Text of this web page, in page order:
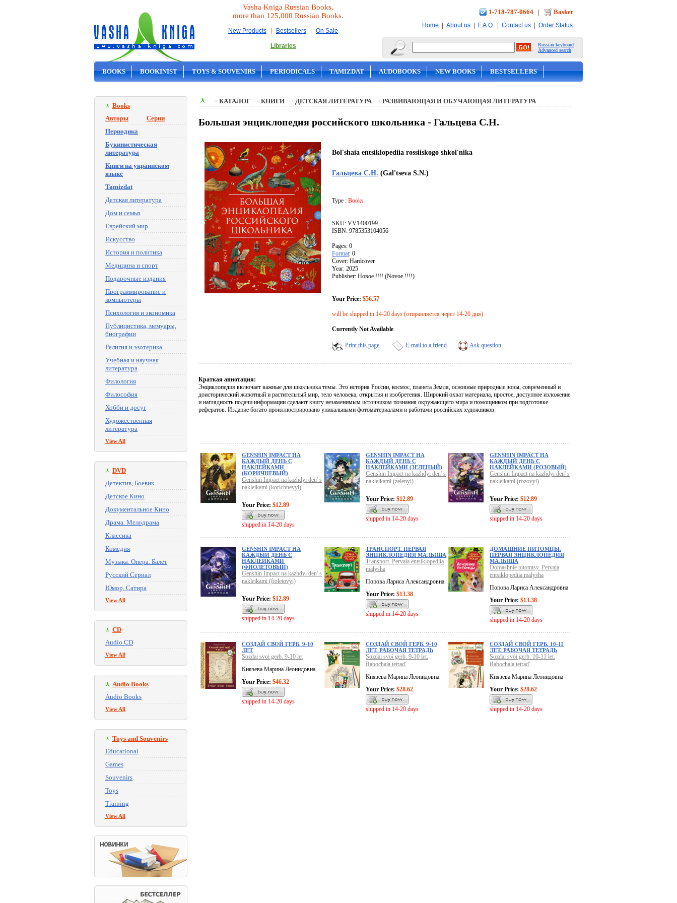
Vasha Kniga Russian Books,
more than 125,000 Russian Books.
New Products | Bestsellers | On Sale
Libraries
1-718-787-0664 | Basket
Home | About us | F.A.Q. | Contact us | Order Status
Russian keyboard
Advanced search
BOOKS BOOKINIST TOYS & SOUVENIRS PERIODICALS TAMIZDAT AUDOBOOKS NEW BOOKS BESTSELLERS
Books
Авторы
Серии
Периодика
Букинистическая
литература
Книги на украинском
языке
Tamizdat
Детская литература
Дом и семья
Еврейский мир
Искусство
История и политика
Медицина и спорт
Подарочные издания
Программирование и
компьютеры
Психология и экономика
Публицистика, мемуары,
биографии
Религия и эзотерика
Учебная и научная
литература
Филология
Философия
Хобби и досуг
Художественная
литература
View All
DVD
Детектив, Боевик
Детское Кино
Документальное Кино
Драма. Мелодрама
Классика
Комедия
Музыка. Опера. Балет
Русский Сериал
Юмор, Сатира
View All
CD
Audio CD
View All
Audio Books
Audio Books
View All
Toys and Souvenirs
Educational
Games
Souvenirs
Toys
Training
View All
КАТАЛОГ КНИГИ ДЕТСКАЯ ЛИТЕРАТУРА РАЗВИВАЮЩАЯ И ОБУЧАЮЩАЯ ЛИТЕРАТУРА
Большая энциклопедия российского школьника - Гальцева С.Н.
Bol'shaia entsiklopediia rossiiskogo shkol'nika
Гальцева С.Н. (Gal'tseva S.N.)
Type : Books
SKU: VV1400199
ISBN: 9785353104056
Pages: 0
Format: 0
Cover: Hardcover
Year: 2025
Publisher: Новое !!!! (Novoe !!!!)
Your Price: $56.57
will be shipped in 14-20 days (отправляется через 14-20 дня)
Currently Not Available
Print this page E-mail to a friend Ask question
Краткая аннотация:
Энциклопедия включает важные для школьника темы. Это история России, космос, планета Земля, основные природные зоны, современный и
доисторический животный и растительный мир, тело человека, открытия и изобретения. Широкий охват материала, простое, доступное изложение
и наглядность подачи информации сделают книгу незаменимым источником познания окружающего мира и помощником при подготовке
рефератов. Издание богато проиллюстрировано уникальными фотоматериалами и работами российских художников.
GENSHIN IMPACT НА
КАЖДЫЙ ДЕНЬ С
НАКЛЕЙКАМИ
(КОРИЧНЕВЫЙ)
Genshin Impact na kazhdyi den' s
nakleikami (korichnevyi)
Your Price: $12.89
shipped in 14-20 days
GENSHIN IMPACT НА
КАЖДЫЙ ДЕНЬ С
НАКЛЕЙКАМИ (ЗЕЛЕНЫЙ)
Genshin Impact na kazhdyi den' s
nakleikami (zelenyi)
Your Price: $12.89
shipped in 14-20 days
GENSHIN IMPACT НА
КАЖДЫЙ ДЕНЬ С
НАКЛЕЙКАМИ (РОЗОВЫЙ)
Genshin Impact na kazhdyi den' s
nakleikami (rozovyi)
Your Price: $12.89
shipped in 14-20 days
GENSHIN IMPACT НА
КАЖДЫЙ ДЕНЬ С
НАКЛЕЙКАМИ
(ФИОЛЕТОВЫЙ)
Genshin Impact na kazhdyi den' s
nakleikami (fioletovyi)
Your Price: $12.89
shipped in 14-20 days
ТРАНСПОРТ. ПЕРВАЯ
ЭНЦИКЛОПЕДИЯ МАЛЫША
Transport. Pervaia entsiklopediia
malysha
Попова Лариса Александровна
Your Price: $13.38
shipped in 14-20 days
ДОМАШНИЕ ПИТОМЦЫ.
ПЕРВАЯ ЭНЦИКЛОПЕДИЯ
МАЛЫША
Domashnie pitomtsy. Pervaia
entsiklopediia malysha
Попова Лариса Александровна
Your Price: $13.38
shipped in 14-20 days
СОЗДАЙ СВОЙ ГЕРБ. 9-10
ЛЕТ
Sozdai svoi gerb. 9-10 let
Князева Марина Леонидовна
Your Price: $46.32
shipped in 14-20 days
СОЗДАЙ СВОЙ ГЕРБ. 9-10
ЛЕТ. РАБОЧАЯ ТЕТРАДЬ
Sozdai svoi gerb. 9-10 let.
Rabochaia tetrad'
Князева Марина Леонидовна
Your Price: $28.62
shipped in 14-20 days
СОЗДАЙ СВОЙ ГЕРБ. 10-11
ЛЕТ. РАБОЧАЯ ТЕТРАДЬ
Sozdai svoi gerb. 10-11 let.
Rabochaia tetrad'
Князева Марина Леонидовна
Your Price: $28.62
shipped in 14-20 days